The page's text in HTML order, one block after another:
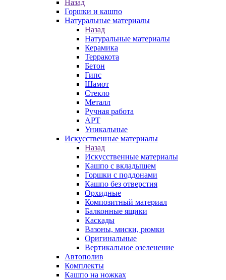
Назад
Горшки и кашпо
Натуральные материалы
Назад
Натуральные материалы
Керамика
Терракота
Бетон
Гипс
Шамот
Стекло
Металл
Ручная работа
АРТ
Уникальные
Искусственные материалы
Назад
Искусственные материалы
Кашпо с вкладышем
Горшки с поддонами
Кашпо без отверстия
Орхидные
Композитный материал
Балконные ящики
Каскады
Вазоны, миски, рюмки
Оригинальные
Вертикальное озеленение
Автополив
Комплекты
Кашпо на ножках